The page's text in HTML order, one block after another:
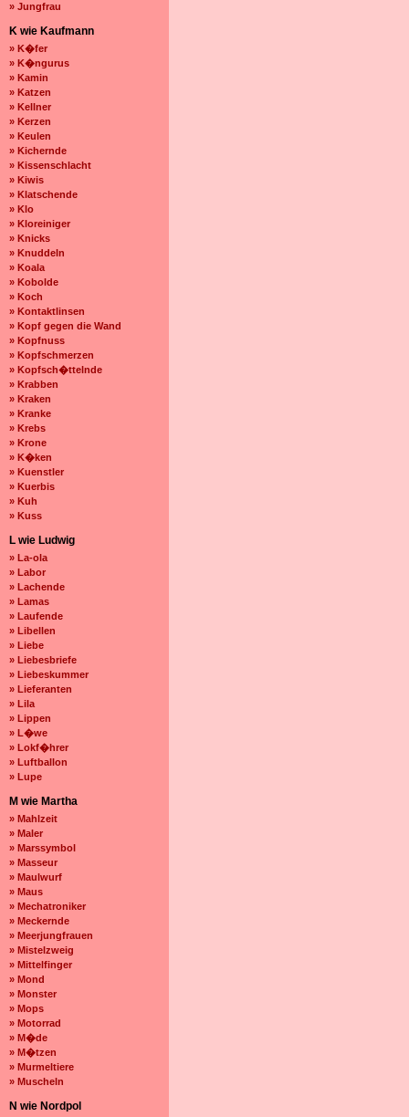
» Jungfrau
K wie Kaufmann
» K�fer
» K�ngurus
» Kamin
» Katzen
» Kellner
» Kerzen
» Keulen
» Kichernde
» Kissenschlacht
» Kiwis
» Klatschende
» Klo
» Kloreiniger
» Knicks
» Knuddeln
» Koala
» Kobolde
» Koch
» Kontaktlinsen
» Kopf gegen die Wand
» Kopfnuss
» Kopfschmerzen
» Kopfsch�ttelnde
» Krabben
» Kraken
» Kranke
» Krebs
» Krone
» K�ken
» Kuenstler
» Kuerbis
» Kuh
» Kuss
L wie Ludwig
» La-ola
» Labor
» Lachende
» Lamas
» Laufende
» Libellen
» Liebe
» Liebesbriefe
» Liebeskummer
» Lieferanten
» Lila
» Lippen
» L�we
» Lokf�hrer
» Luftballon
» Lupe
M wie Martha
» Mahlzeit
» Maler
» Marssymbol
» Masseur
» Maulwurf
» Maus
» Mechatroniker
» Meckernde
» Meerjungfrauen
» Mistelzweig
» Mittelfinger
» Mond
» Monster
» Mops
» Motorrad
» M�de
» M�tzen
» Murmeltiere
» Muscheln
N wie Nordpol